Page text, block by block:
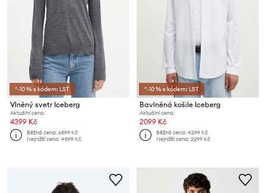
*-10 % s kódem: LST
Vlněný svetr Iceberg
Aktuální cena:
4399 Kč
Běžná cena:6899 Kč
Nejnižší cena:4599 Kč
*-10 % s kódem: LST
Bavlněná košile Iceberg
Aktuální cena:
2099 Kč
Běžná cena:4299 Kč
Nejnižší cena:2299 Kč